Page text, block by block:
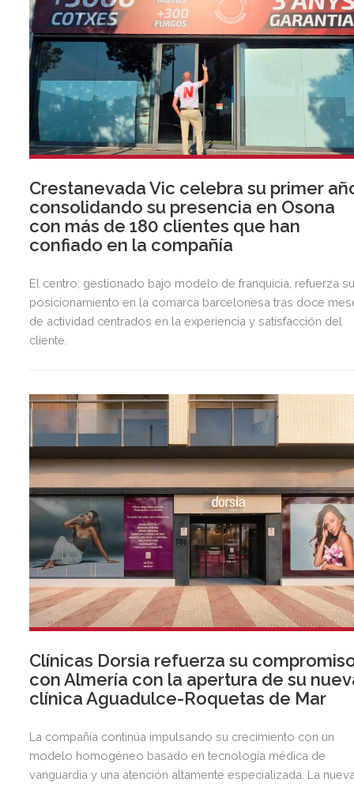
Crestanevada Vic celebra su primer
consolidando su presencia en Osona
con más de 180 clientes que han
confiado en la compañía
El centro, gestionado bajo modelo de franquicia, refuerza
posicionamiento en la comarca barcelonesa tras doce
de actividad centrados en la experiencia y satisfacción del
cliente.
Clínicas Dorsia refuerza su
con Almería con la apertura de su
clínica Aguadulce-Roquetas de Mar
La compañía continúa impulsando su crecimiento con un
modelo homogéneo basado en tecnología médica de
vanguardia y una atención altamente especializada. La